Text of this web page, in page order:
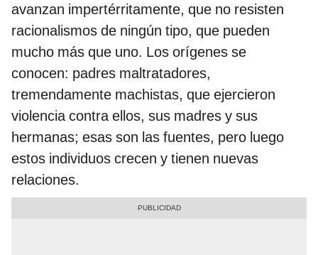
avanzan impertérritamente, que no resisten
racionalismos de ningún tipo, que pueden
mucho más que uno. Los orígenes se
conocen: padres maltratadores,
tremendamente machistas, que ejercieron
violencia contra ellos, sus madres y sus
hermanas; esas son las fuentes, pero luego
estos individuos crecen y tienen nuevas
relaciones.